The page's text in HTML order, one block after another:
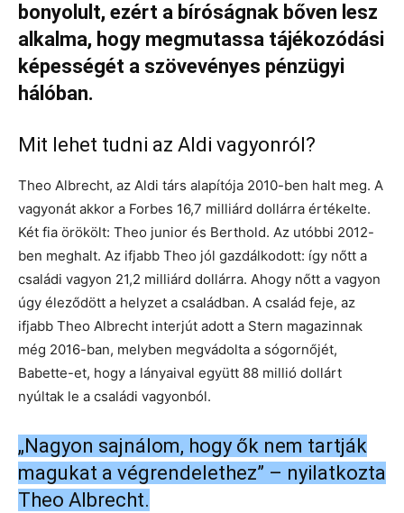
bonyolult, ezért a bíróságnak bőven lesz
alkalma, hogy megmutassa tájékozódási
képességét a szövevényes pénzügyi
hálóban.
Mit lehet tudni az Aldi vagyonról?
Theo Albrecht, az Aldi társ alapítója 2010-ben halt meg. A
vagyonát akkor a Forbes 16,7 milliárd dollárra értékelte.
Két fia örökölt: Theo junior és Berthold. Az utóbbi 2012-
ben meghalt. Az ifjabb Theo jól gazdálkodott: így nőtt a
családi vagyon 21,2 milliárd dollárra. Ahogy nőtt a vagyon
úgy éleződött a helyzet a családban. A család feje, az
ifjabb Theo Albrecht interjút adott a Stern magazinnak
még 2016-ban, melyben megvádolta a sógornőjét,
Babette-et, hogy a lányaival együtt 88 millió dollárt
nyúltak le a családi vagyonból.
„Nagyon sajnálom, hogy ők nem tartják
magukat a végrendelethez” – nyilatkozta
Theo Albrecht.